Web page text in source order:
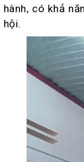
hành, có khả
hội.